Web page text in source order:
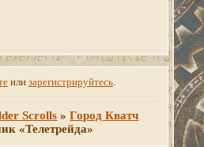
или зарегистрируйтесь.
Scrolls »Город Кватч
«Телетрейда»